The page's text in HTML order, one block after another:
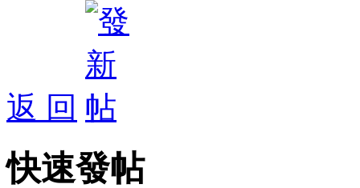
返 回
快速發帖